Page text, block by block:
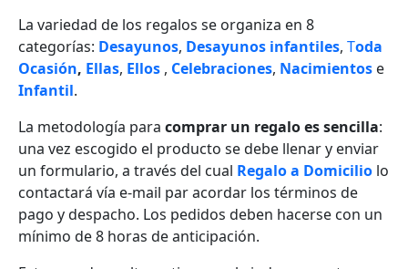
La variedad de los regalos se organiza en 8
categorías: Desayunos, Desayunos infantiles, Toda
Ocasión, Ellas, Ellos , Celebraciones, Nacimientos e
Infantil.
La metodología para comprar un regalo es sencilla:
una vez escogido el producto se debe llenar y enviar
un formulario, a través del cual Regalo a Domicilio lo
contactará vía e-mail par acordar los términos de
pago y despacho. Los pedidos deben hacerse con un
mínimo de 8 horas de anticipación.